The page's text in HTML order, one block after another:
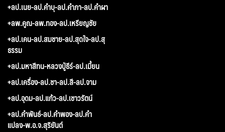
+ลป.เนย-ลป.คำบุ-ลป.คำภา-ลป.คำผา
+ลพ.คูณ-ลพ.ทอง-ลป.เหรียญชัย
+ลป.เคน-ลป.สมชาย-ลป.สุดใจ-ลป.สุ
ธรรม
+ลป.มหาสีทน-หลวงปู่ธีร์-ลป.เมี้ยน
+ลป.เครื่อง-ลป.ชา-ลป.สี-ลป.จาม
+ลป.อุดม-ลป.แก้ว-ลป.เชาวรัตน์
+ลป.คำพันธ์-ลป.คำพอง-ลป.คำ
แปลง-พ.อ.จ.สุริยันต์